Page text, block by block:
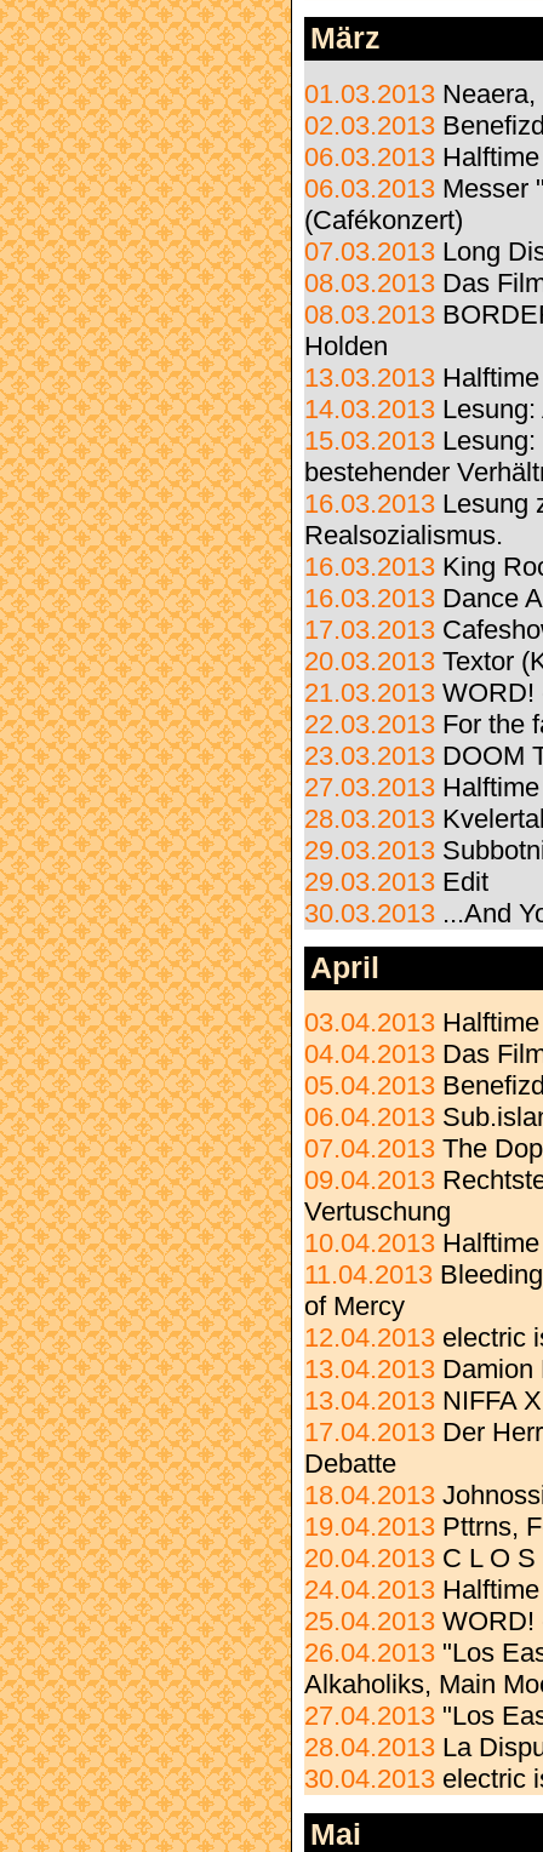
März
01.03.2013 Neaera,
02.03.2013
06.03.2013 Halftime
06.03.2013 Messer
(Cafékonzert)
07.03.2013 Long
08.03.2013 Das
08.03.2013
Holden
13.03.2013 Halftime
14.03.2013
15.03.2013
bestehender
16.03.2013 Lesung
Realsozialismus.
16.03.2013 King
16.03.2013 Dance
17.03.2013
20.03.2013 Textor
21.03.2013 WORD!
22.03.2013 For the
23.03.2013 DOOM
27.03.2013 Halftime
28.03.2013
29.03.2013
29.03.2013 Edit
30.03.2013 ...And
April
03.04.2013 Halftime
04.04.2013 Das
05.04.2013
06.04.2013
07.04.2013 The
09.04.2013
Vertuschung
10.04.2013 Halftime
11.04.2013
of Mercy
12.04.2013 electric
13.04.2013 Damion
13.04.2013 NIFFA
17.04.2013 Der
Debatte
18.04.2013
19.04.2013 Pttrns,
20.04.2013 C L O S
24.04.2013 Halftime
25.04.2013 WORD!
26.04.2013 "Los
Alkaholiks, Main
27.04.2013 "Los
28.04.2013 La
30.04.2013 electric
Mai